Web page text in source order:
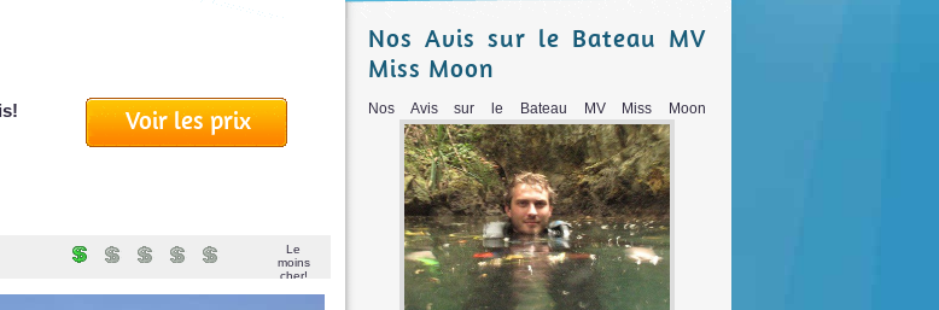
Voir les prix
Le
moins
cher!
Nos Avis sur le Bateau MV
Miss Moon
Nos Avis sur le Bateau MV Miss Moon